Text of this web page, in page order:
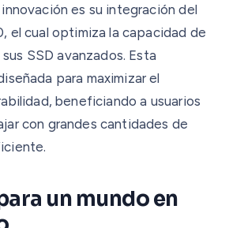
es su integración del
el cual optimiza la capacidad de
SSD avanzados. Esta
para maximizar el
beneficiando a usuarios
con grandes cantidades de
un mundo en